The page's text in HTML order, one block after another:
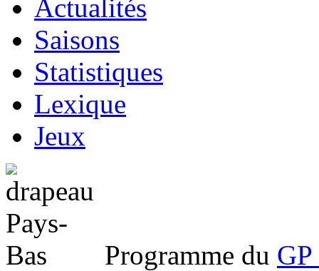
Actualités
Saisons
Statistiques
Lexique
Jeux
Programme du